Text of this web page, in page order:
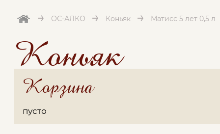
→ ОС-АЛКО → Коньяк → Матисс 5 лет 0,5 л
Коньяк
Корзина
пусто